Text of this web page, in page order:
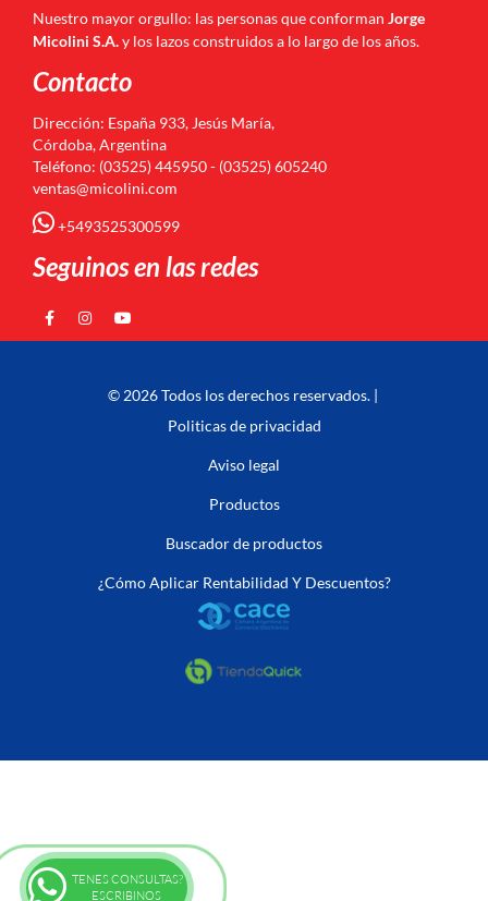
Nuestro mayor orgullo: las personas que conforman Jorge
Micolini S.A.y los lazos construidos a lo largo de los años.
Contacto
Dirección: España 933, Jesús María,
Córdoba, Argentina
Teléfono: (03525) 445950 - (03525) 605240
ventas@micolini.com
+5493525300599
Seguinos en las redes
© 2026 Todos los derechos reservados. |
Politicas de privacidad
Aviso legal
Productos
Buscador de productos
¿Cómo Aplicar Rentabilidad Y Descuentos?
TENES CONSULTAS?
ESCRIBINOS